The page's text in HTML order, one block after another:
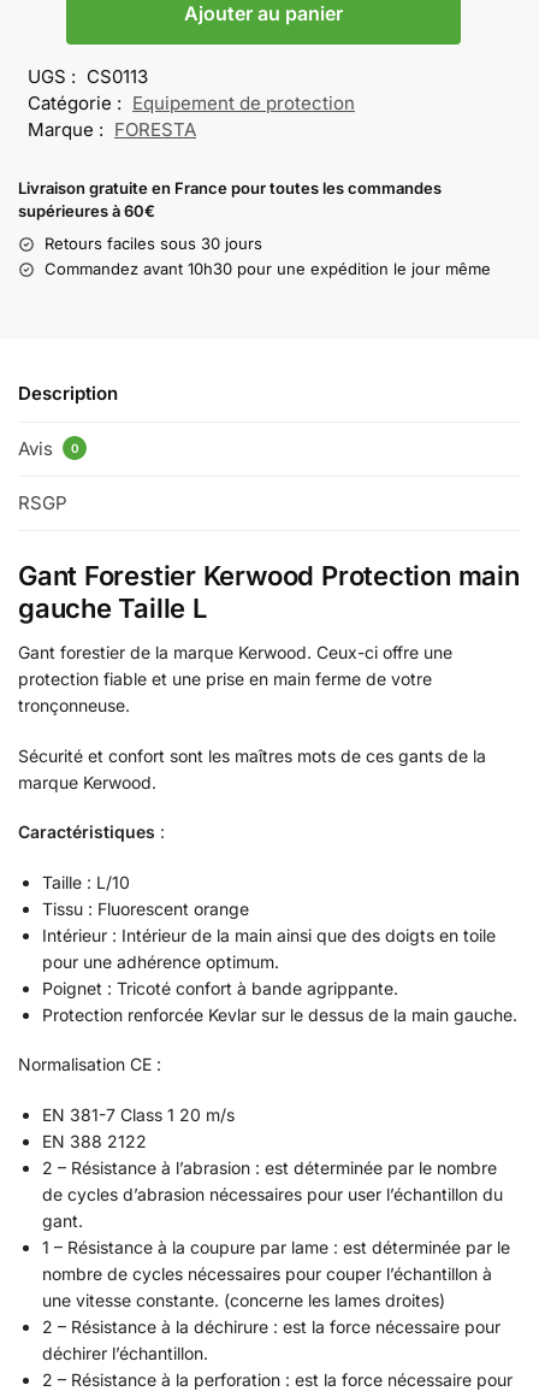
Ajouter au panier
UGS : CS0113
Catégorie : Equipement de protection
Marque : FORESTA
Livraison gratuite en France pour toutes les commandes
supérieures à 60€
Retours faciles sous 30 jours
Commandez avant 10h30 pour une expédition le jour même
Description
Avis 0
RSGP
Gant Forestier Kerwood Protection main
gauche Taille L
Gant forestier de la marque Kerwood. Ceux-ci offre une
protection fiable et une prise en main ferme de votre
tronçonneuse.
Sécurité et confort sont les maîtres mots de ces gants de la
marque Kerwood.
Caractéristiques :
Taille : L/10
Tissu : Fluorescent orange
Intérieur : Intérieur de la main ainsi que des doigts en toile
pour une adhérence optimum.
Poignet : Tricoté confort à bande agrippante.
Protection renforcée Kevlar sur le dessus de la main gauche.
Normalisation CE :
EN 381-7 Class 1 20 m/s
EN 388 2122
2 – Résistance à l’abrasion : est déterminée par le nombre
de cycles d’abrasion nécessaires pour user l’échantillon du
gant.
1 – Résistance à la coupure par lame : est déterminée par le
nombre de cycles nécessaires pour couper l’échantillon à
une vitesse constante. (concerne les lames droites)
2 – Résistance à la déchirure : est la force nécessaire pour
déchirer l’échantillon.
2 – Résistance à la perforation : est la force nécessaire pour